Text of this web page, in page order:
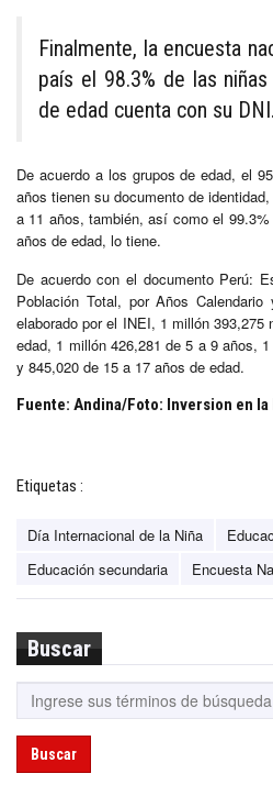
Finalmente, la encuesta
país el 98.3% de las
de edad cuenta con su DNI.
De acuerdo a los grupos de edad, el
años tienen su documento de
a 11 años, también, así como el
años de edad, lo tiene.
De acuerdo con el documento Perú:
Población Total, por Años
elaborado por el INEI, 1 millón
edad, 1 millón 426,281 de 5 a 9 años,
y 845,020 de 15 a 17 años de edad.
Fuente: Andina/Foto: Inversion en
Etiquetas :
Día Internacional de la Niña
Educación secundaria
Encuesta
Buscar
Buscar